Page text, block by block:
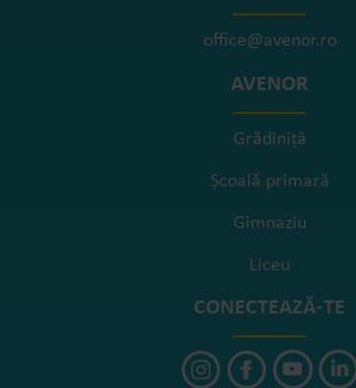
office@avenor.ro
AVENOR
Grădiniță
Școală primară
Gimnaziu
Liceu
CONECTEAZĂ-TE